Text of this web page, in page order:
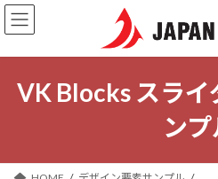
コ
ン
ン
プ
ナ
ビ
ー
動
VK Blocks スラ
ン